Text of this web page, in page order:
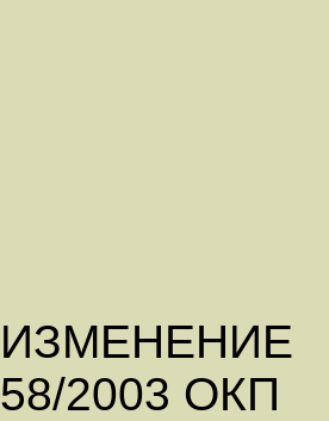
ИЗМЕНЕНИЕ
58/2003 ОКП